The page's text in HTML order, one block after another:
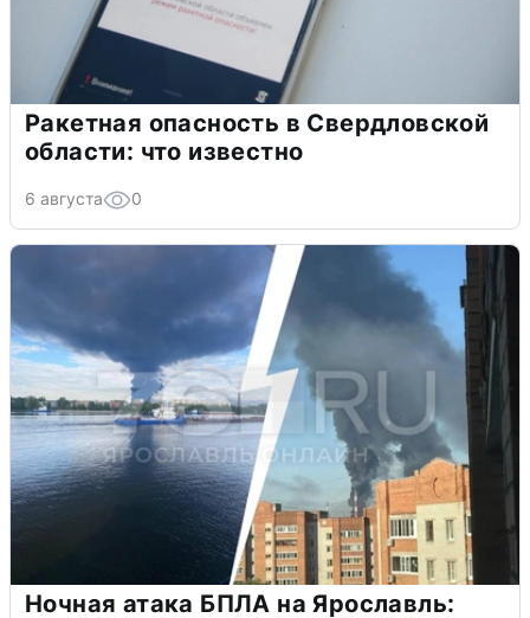
Ракетная опасность в Свердловской
области: что известно
6 августа 0
Ночная атака БПЛА на Ярославль: